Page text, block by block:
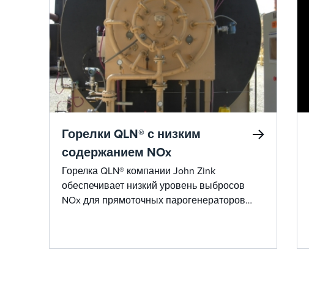
Горелки QLN® с низким
содержанием NOx
Горелка QLN® компании John Zink
обеспечивает низкий уровень выбросов
NOx для прямоточных парогенераторов